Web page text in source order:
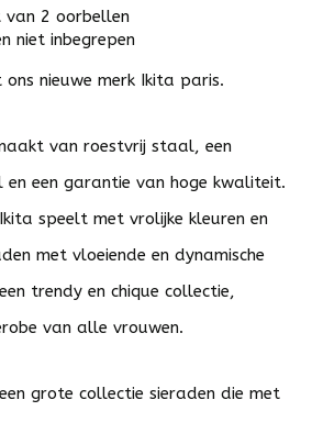
2 oorbellen
niet inbegrepen
nieuwe merk Ikita paris.
van roestvrij staal, een
een garantie van hoge kwaliteit.
speelt met vrolijke kleuren en
met vloeiende en dynamische
trendy en chique collectie,
van alle vrouwen.
grote collectie sieraden die met